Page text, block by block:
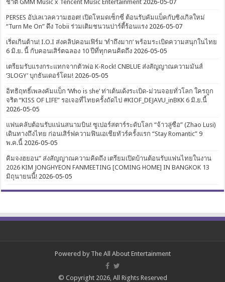
ชาติ GMM Music x Tencent Music Entertainment 2026-05-07
PERSES อัปเลเวลความฮอต! เปิดโหมดเซ็กซี่ ต้อนรับคัมแบ็คกับซิงเกิลใหม่
“Turn Me On” ดึง Tobii ร่วมเติมชนวนปาร์ตี้ร้อนแรง 2026-05-07
เริ่ดเกินต้าน! I.O.I ส่งคลิปคอนเฟิร์ม ‘ทำถึงมาก’ พร้อมระเบิดความสนุกในไทย
6 มิ.ย. นี้ กับคอนเสิร์ตฉลอง 10 ปีที่ทุกคนคิดถึง 2026-05-05
เตรียมรับแรงกระแทกจากตัวพ่อ K-Rock! CNBLUE ส่งสัญญาณความมันส์
‘3LOGY’ บุกธันเดอร์โดม! 2026-05-05
อิทธิฤทธิ์เพลงคัมแบ็ก ‘Who is she’ ท่าเต้นเด้งระเบิด-ม่วนจอยทั่วโลก ใครถูก
จริต “KISS OF LIFE” รอเจอที่ไทยครั้งถัดไป #KIOF_DEJAVU_inBKK 6 มิ.ย.นี้
2026-05-05
แฟนคลับต้อนรับแน่นสนามบิน! ซูเปอร์สตาร์ระดับโลก “จ้าวลู่ซือ” (Zhao Lusi)
เดินทางถึงไทย ก่อนเสิร์ฟความฟินเอเชียทัวร์ครั้งแรก “Stay Romantic” 9
พ.ค.นี้ 2026-05-05
คิมจงฮยอน” ส่งสัญญาณความคิดถึง เตรียมเปิดบ้านต้อนรับแฟนไทยในงาน
2026 KIM JONGHYEON FANMEETING [COMING HOME] IN BANGKOK 13
มิถุนายนนี้! 2026-05-05
Powered by The All About Entertainment
© Copyright 2026, All Rights Reserved